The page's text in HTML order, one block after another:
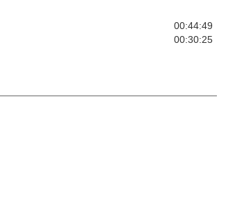
00:44:49
00:30:25